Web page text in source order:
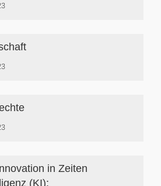
in Zeiten
(KI):